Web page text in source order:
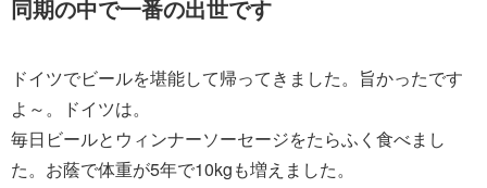
同期の中で一番の出世です
ドイツでビールを堪能して帰ってきました。旨かったです
よ～。ドイツは。
毎日ビールとウィンナーソーセージをたらふく食べまし
た。お蔭で体重が5年で10kgも増えました。